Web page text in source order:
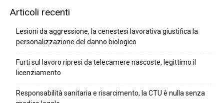
Articoli recenti
Lesioni da aggressione, la cenestesi lavorativa giustifica la
personalizzazione del danno biologico
Furti sul lavoro ripresi da telecamere nascoste, legittimo il
licenziamento
Responsabilità sanitaria e risarcimento, la CTU è nulla senza